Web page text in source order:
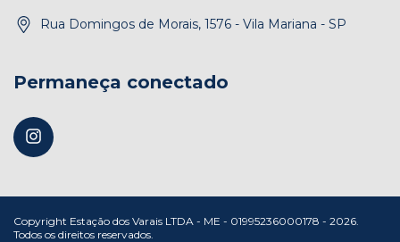
Rua Domingos de Morais, 1576 - Vila Mariana - SP
Permaneça conectado
Copyright Estação dos Varais LTDA - ME - 01995236000178 - 2026.
Todos os direitos reservados.